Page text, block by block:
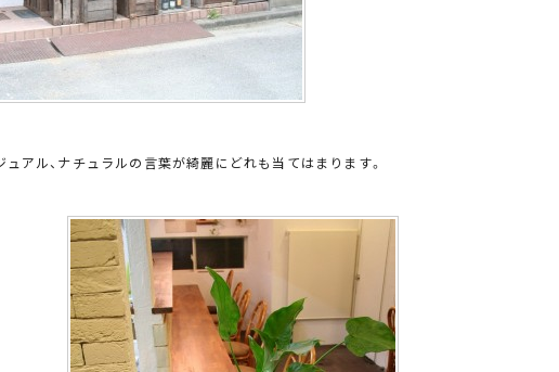
アル、ナチュラルの言葉が綺麗にどれも当てはまります。